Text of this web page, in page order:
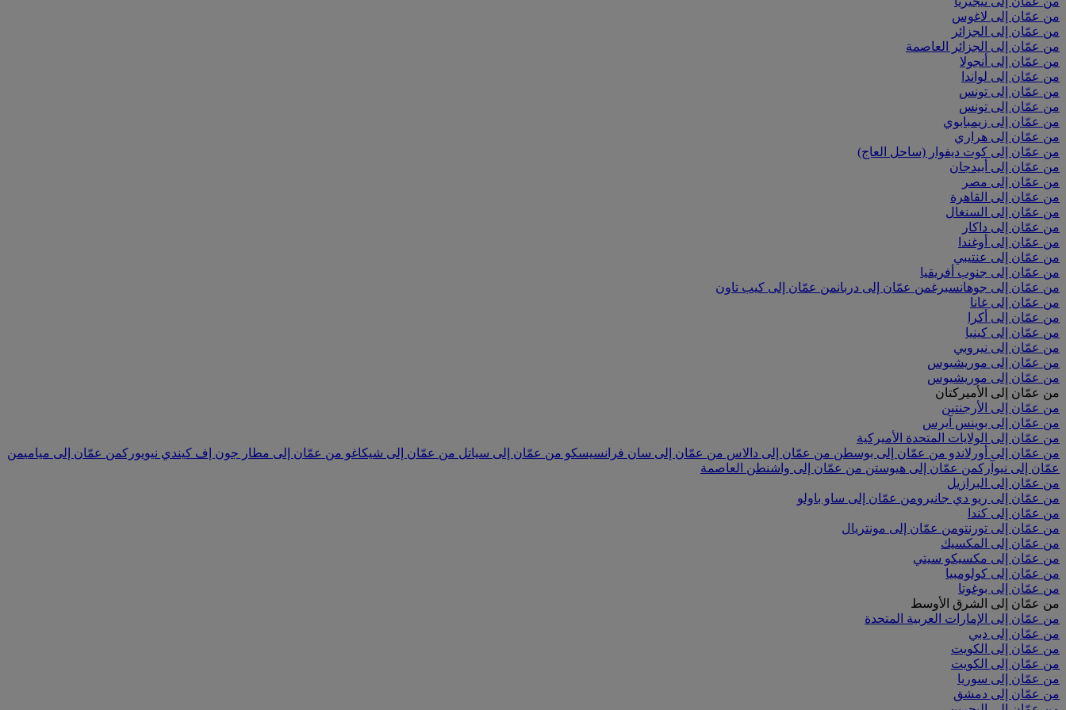
من عمّان إلى لاغوس
من عمّان إلى الجزائر
من عمّان إلى الجزائر العاصمة
من عمّان إلى أنجولا
من عمّان إلى لواندا
من عمّان إلى تونس
من عمّان إلى تونس
من عمّان إلى زيمبابوي
من عمّان إلى هراري
من عمّان إلى كوت ديفوار (ساحل العاج)
من عمّان إلى أبيدجان
من عمّان إلى مصر
من عمّان إلى القاهرة
من عمّان إلى السنغال
من عمّان إلى داكار
من عمّان إلى أوغندا
من عمّان إلى عنتيبي
من عمّان إلى جنوب أفريقيا
من عمّان إلى جوهانسبرغمن عمّان إلى دربانمن عمّان إلى كيب تاون
من عمّان إلى غانا
من عمّان إلى أكرا
من عمّان إلى كينيا
من عمّان إلى نيروبي
من عمّان إلى موريشيوس
من عمّان إلى موريشيوس
من عمّان إلى الأميركتان
من عمّان إلى الأرجنتين
من عمّان إلى بوينس آيرس
من عمّان إلى الولايات المتحدة الأميركية
من عمّان إلى أورلاندو من عمّان إلى بوسطن من عمّان إلى دالاس من عمّان إلى سان فرانسيسكو من عمّان إلى سياتل من عمّان إلى شيكاغو من عمّان إلى مطار جون إف كيندي نيويوركمن عمّان إلى مياميمن
عمّان إلى نيوآركمن عمّان إلى هيوستن من عمّان إلى واشنطن العاصمة
من عمّان إلى البرازيل
من عمّان إلى ريو دي جانيرومن عمّان إلى ساو باولو
من عمّان إلى كندا
من عمّان إلى تورنتومن عمّان إلى مونتريال
من عمّان إلى المكسيك
من عمّان إلى مكسيكو سيتي
من عمّان إلى كولومبيا
من عمّان إلى بوغوتا
من عمّان إلى الشرق الأوسط
من عمّان إلى الإمارات العربية المتحدة
من عمّان إلى دبي
من عمّان إلى الكويت
من عمّان إلى الكويت
من عمّان إلى سوريا
من عمّان إلى دمشق